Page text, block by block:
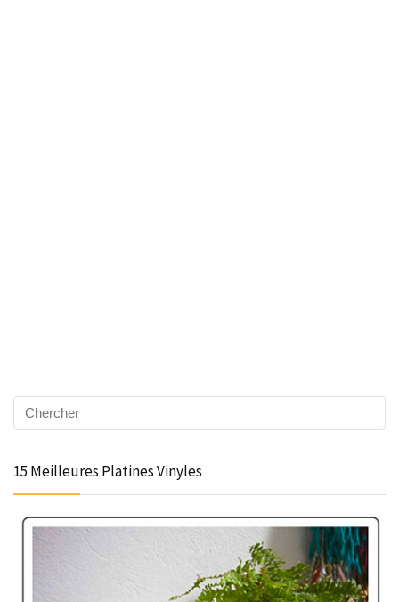
15 Meilleures Platines Vinyles